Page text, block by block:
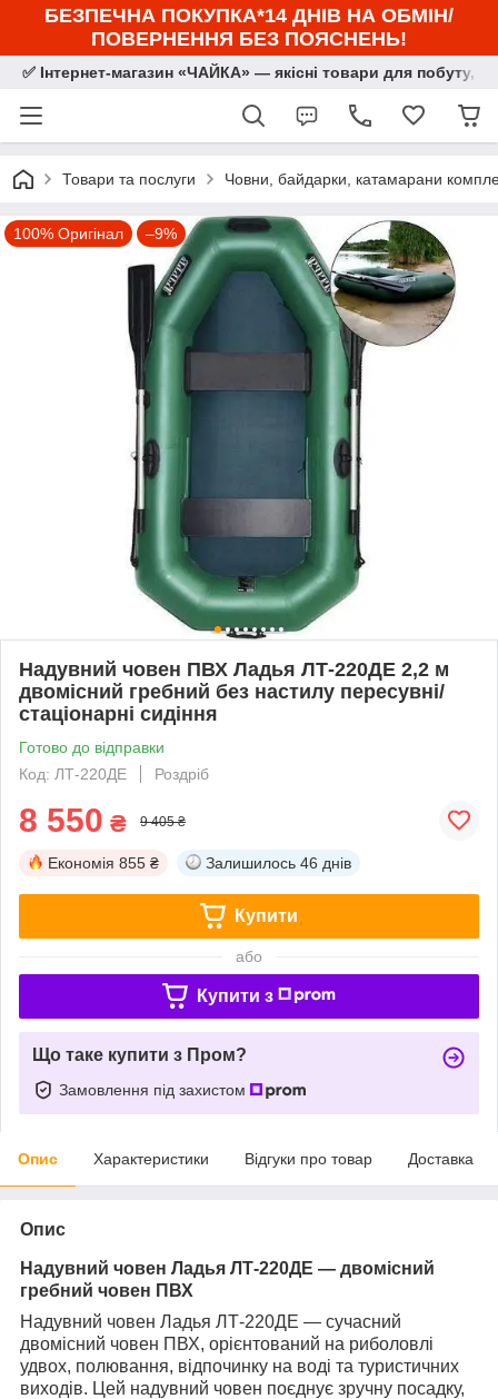
БЕЗПЕЧНА ПОКУПКА*14 ДНІВ НА ОБМІН/
ПОВЕРНЕННЯ БЕЗ ПОЯСНЕНЬ!
✅ Інтернет-магазин «ЧАЙКА» — якісні товари для побуту,
Товари та послуги Човни, байдарки, катамарани
100% Оригінал –9%
Надувний човен ПВХ Ладья ЛТ-220ДЕ 2,2 м
двомісний гребний без настилу пересувні/
стаціонарні сидіння
Готово до відправки
Код: ЛТ-220ДЕ
Роздріб
8 550 ₴ 9 405 ₴
Економія 855 ₴ Залишилось 46 днів
Купити
або
Купити з
Що таке купити з Пром?
Замовлення під захистом
Опис Характеристики Відгуки про товар Доставка
Опис
Надувний човен Ладья ЛТ-220ДЕ — двомісний
гребний човен ПВХ
Надувний човен Ладья ЛТ-220ДЕ — сучасний
двомісний човен ПВХ, орієнтований на риболовлі
удвох, полювання, відпочинку на воді та туристичних
виходів. Цей надувний човен поєднує зручну посадку,